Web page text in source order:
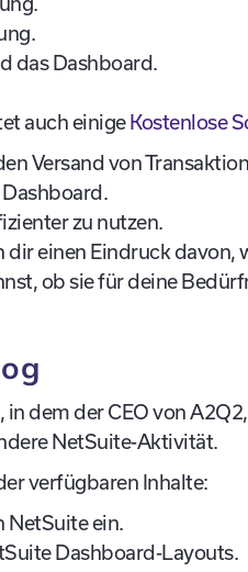
das Dashboard.
auch einigeKostenlose
Versand von
zu nutzen.
dir einen Eindruck
ob sie für deine
in dem der CEO von
NetSuite-Aktivität.
verfügbaren Inhalte:
NetSuite ein.
Dashboard-Layouts.